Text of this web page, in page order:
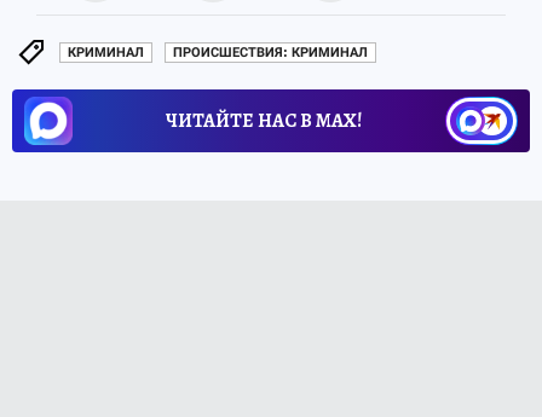
КРИМИНАЛ ПРОИСШЕСТВИЯ: КРИМИНАЛ
ЧИТАЙТЕ НАС В МАХ!